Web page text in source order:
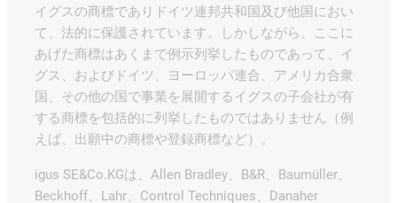
イグスの商標でありドイツ連邦共和国及び他国におい
て、法的に保護されています。しかしながら、ここに
あげた商標はあくまで例示列挙したものであって、イ
グス、およびドイツ、ヨーロッパ連合、アメリカ合衆
国、その他の国で事業を展開するイグスの子会社が有
する商標を包括的に列挙したものではありません（例
えば、出願中の商標や登録商標など）。
igus SE&Co.KGは、Allen Bradley、B&R、Baumüller、
Beckhoff、Lahr、Control Techniques、Danaher